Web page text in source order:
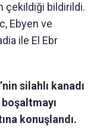
çekildiği bildirildi.
Ebyen ve
ile El Ebr
silahlı kanadı
konuşlandı.